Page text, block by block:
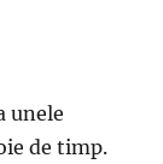
unele
de timp.